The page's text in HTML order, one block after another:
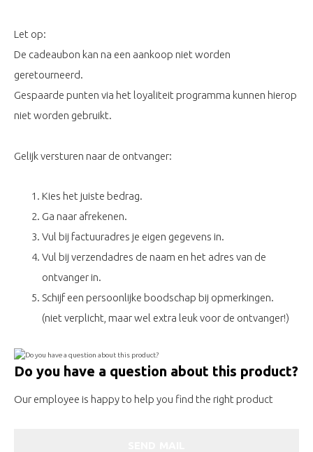
Let op:
De cadeaubon kan na een aankoop niet worden
geretourneerd.
Gespaarde punten via het loyaliteit programma kunnen hierop
niet worden gebruikt.
Gelijk versturen naar de ontvanger:
Kies het juiste bedrag.
Ga naar afrekenen.
Vul bij factuuradres je eigen gegevens in.
Vul bij verzendadres de naam en het adres van de
ontvanger in.
Schijf een persoonlijke boodschap bij opmerkingen.
(niet verplicht, maar wel extra leuk voor de ontvanger!)
Do you have a question about this product?
Our employee is happy to help you find the right product